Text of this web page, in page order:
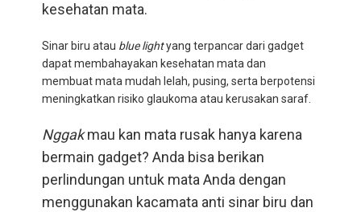
kesehatan mata.
Sinar biru atau blue lightyang terpancar dari gadget
dapat membahayakan kesehatan mata dan
membuat mata mudah lelah, pusing, serta berpotensi
meningkatkan risiko glaukoma atau kerusakan saraf.
Nggakmau kan mata rusak hanya karena
bermain gadget? Anda bisa berikan
perlindungan untuk mata Anda dengan
menggunakan kacamata anti sinar biru dan